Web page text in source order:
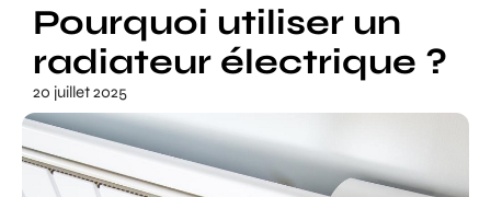
Pourquoi utiliser un
radiateur électrique ?
20 juillet 2025